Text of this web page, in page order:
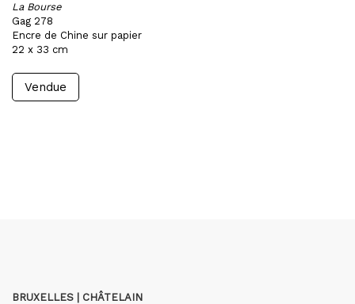
La Bourse
Gag 278
Encre de Chine sur papier
22 x 33 cm
Vendue
BRUXELLES | CHÂTELAIN